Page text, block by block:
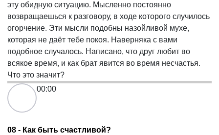
эту обидную ситуацию. Мысленно постоянно
возвращаешься к разговору, в ходе которого случилось
огорчение. Эти мысли подобны назойливой мухе,
которая не даёт тебе покоя. Наверняка с вами
подобное случалось. Написано, что друг любит во
всякое время, и как брат явится во время несчастья.
Что это значит?
00:00
08 - Как быть счастливой?